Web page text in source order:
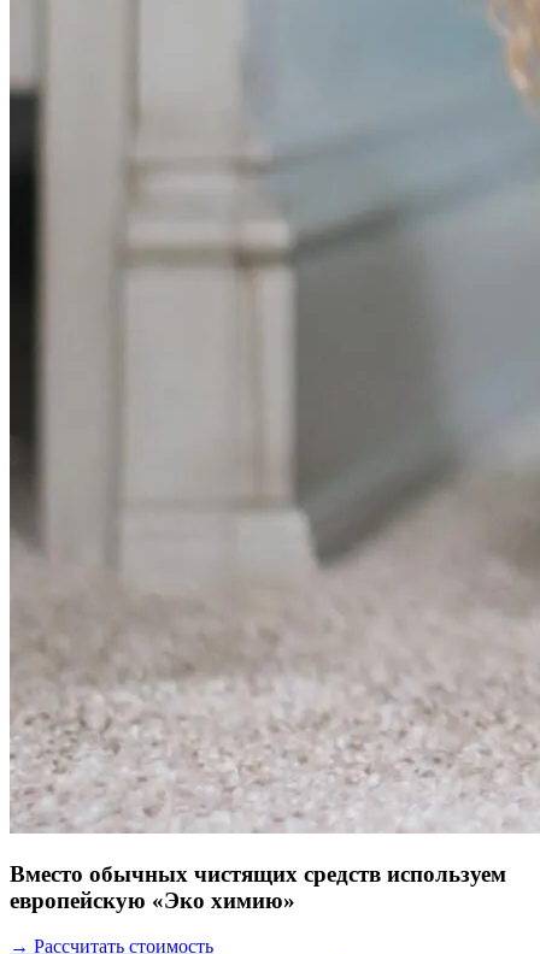
Вместо обычных чистящих средств используем
европейскую «Эко химию»
→ Рассчитать стоимость